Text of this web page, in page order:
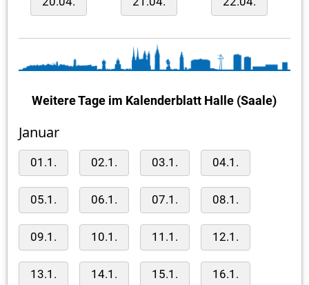
Weitere Tage im Kalenderblatt Halle (Saale)
Januar
01.1. 02.1. 03.1. 04.1.
05.1. 06.1. 07.1. 08.1.
09.1. 10.1. 11.1. 12.1.
13.1. 14.1. 15.1. 16.1.